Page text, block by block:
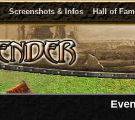
Screenshots & Infos Hall of